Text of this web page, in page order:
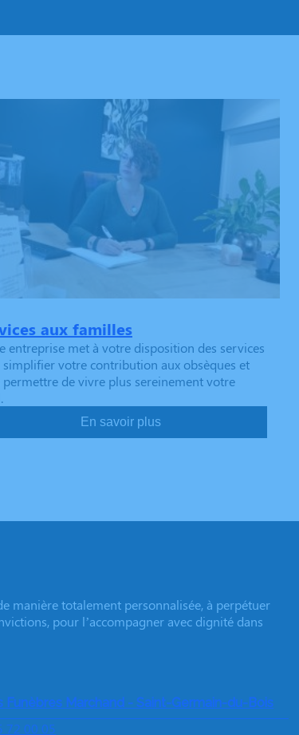
aux familles
entreprise met à votre disposition des services
votre contribution aux obsèques et
permettre de vivre plus sereinement votre
En savoir plus
manière totalement personnalisée, à perpétuer
pour l’accompagner avec dignité dans
Funèbres Marchand - Saint-Germain-du-Bois
72 00 05